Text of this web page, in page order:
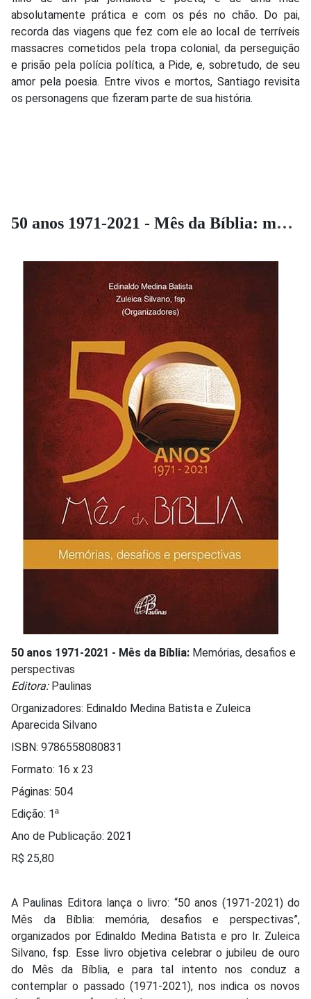
absolutamente prática e com os pés no chão. Do pai,
recorda das viagens que fez com ele ao local de terríveis
massacres cometidos pela tropa colonial, da perseguição
e prisão pela polícia política, a Pide, e, sobretudo, de seu
amor pela poesia. Entre vivos e mortos, Santiago revisita
os personagens que fizeram parte de sua história.
50 anos 1971-2021 - Mês da Bíblia: memórias, desafios e perspectivas
50 anos 1971-2021 - Mês da Bíblia: Memórias, desafios e
perspectivas
Editora:Paulinas
Organizadores: Edinaldo Medina Batista e Zuleica
Aparecida Silvano
ISBN: 9786558080831
Formato: 16 x 23
Páginas: 504
Edição: 1ª
Ano de Publicação: 2021
R$ 25,80
A Paulinas Editora lança o livro: “50 anos (1971-2021) do
Mês da Bíblia: memória, desafios e perspectivas”,
organizados por Edinaldo Medina Batista e pro Ir. Zuleica
Silvano, fsp. Esse livro objetiva celebrar o jubileu de ouro
do Mês da Bíblia, e para tal intento nos conduz a
contemplar o passado (1971-2021), nos indica os novos